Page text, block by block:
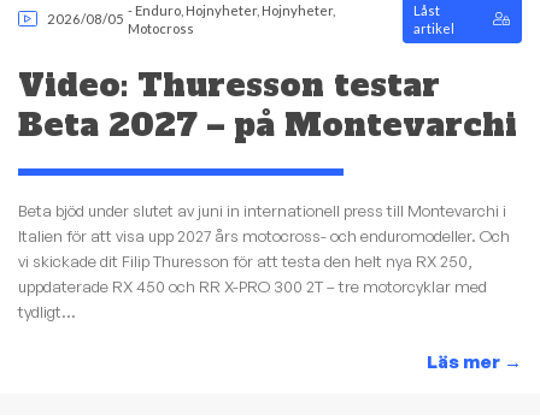
2026/08/05
- Enduro Hojnyheter, Hojnyheter,
Motocross
Låst
artikel
Video: Thuresson testar
Beta 2027 – på Montevarchi
Beta bjöd under slutet av juni in internationell press till Montevarchi i
Italien för att visa upp 2027 års motocross- och enduromodeller. Och
vi skickade dit Filip Thuresson för att testa den helt nya RX 250,
uppdaterade RX 450 och RR X-PRO 300 2T – tre motorcyklar med
tydligt...
Läs mer →